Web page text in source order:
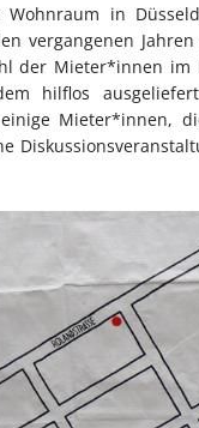
Wohnraum in
vergangenen
der Mieter*innen
hilflos
Mieter*innen,